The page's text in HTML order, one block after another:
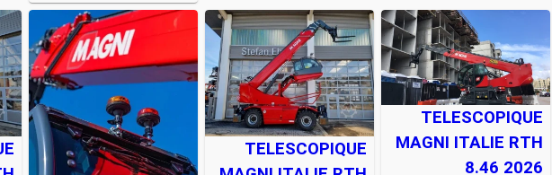
TELESCOPIQUE
MAGNI ITALIE RTH
8.46 2026
TELESCOPIQUE